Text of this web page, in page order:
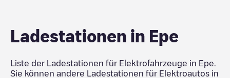
Ladestationen in Epe
Liste der Ladestationen für Elektrofahrzeuge in Epe
Sie können andere Ladestationen für Elektroautos in